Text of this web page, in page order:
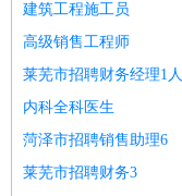
建筑工程施工员
高级销售工程师
莱芜市招聘财务经理1人
内科全科医生
菏泽市招聘销售助理6
莱芜市招聘财务3